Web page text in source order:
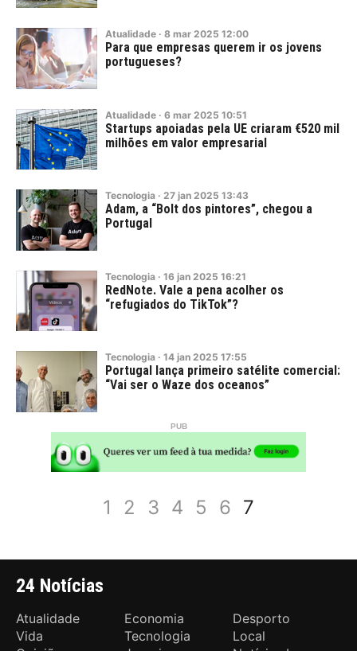
Atualidade · 8 mar 2025 12:00
Para que empresas querem ir os jovens
portugueses?
Atualidade · 6 mar 2025 10:51
Startups apoiadas pela UE criaram €520 mil
milhões em valor empresarial
Tecnologia · 27 jan 2025 13:43
Adam, a “Bolt dos pintores”, chegou a
Portugal
Tecnologia · 16 jan 2025 16:21
RedNote. Vale a pena acolher os
“refugiados do TikTok”?
Tecnologia · 14 jan 2025 17:55
Portugal lança primeiro satélite comercial:
“Vai ser o Waze dos oceanos”
1 2 3 4 5 6 7
24 Notícias
Atualidade Economia
Desporto
Vida
Tecnologia
Local